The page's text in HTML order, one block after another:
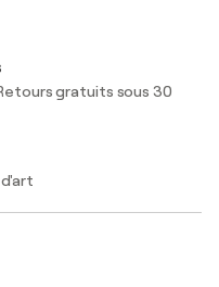
gratuits sous 30